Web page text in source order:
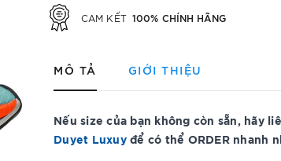
CAM KẾT 100% CHÍNH HÃNG
MÔ TẢ GIỚI THIỆU
Nếu size của bạn không còn sẵn, hãy
Duyet Luxuyđể có thể ORDER nhanh